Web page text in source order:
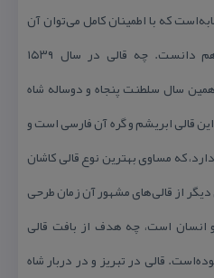
كه با اطمینان كامل می‌توان آن
را متعلق به اواسط قرن شانزدهم دانست. چه قالی در سال ۱۵۳۹
سیزدهمین سال سلطنت پنجاه و دوساله شاه
قالی ابریشم و گره آن فارسی است و
مربع تقریباً ۱۹ × ۱۷ گره دارد، كه مساوی بهترین نوع قالی كاشان
از قالی‌های مشهور آن زمان طرحی
انسان است، چه هدف از بافت قالی
قالی در تبریز و در دربار شاه